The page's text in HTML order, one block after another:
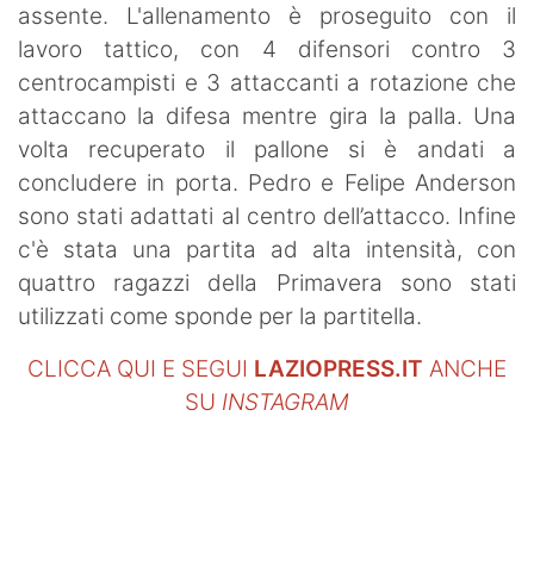
assente. L'allenamento è proseguito con il
lavoro tattico, con 4 difensori contro 3
centrocampisti e 3 attaccanti a rotazione che
attaccano la difesa mentre gira la palla. Una
volta recuperato il pallone si è andati a
concludere in porta. Pedro e Felipe Anderson
sono stati adattati al centro dell’attacco. Infine
c'è stata una partita ad alta intensità, con
quattro ragazzi della Primavera sono stati
utilizzati come sponde per la partitella.
CLICCA QUI E SEGUI LAZIOPRESS.IT ANCHE
SU INSTAGRAM